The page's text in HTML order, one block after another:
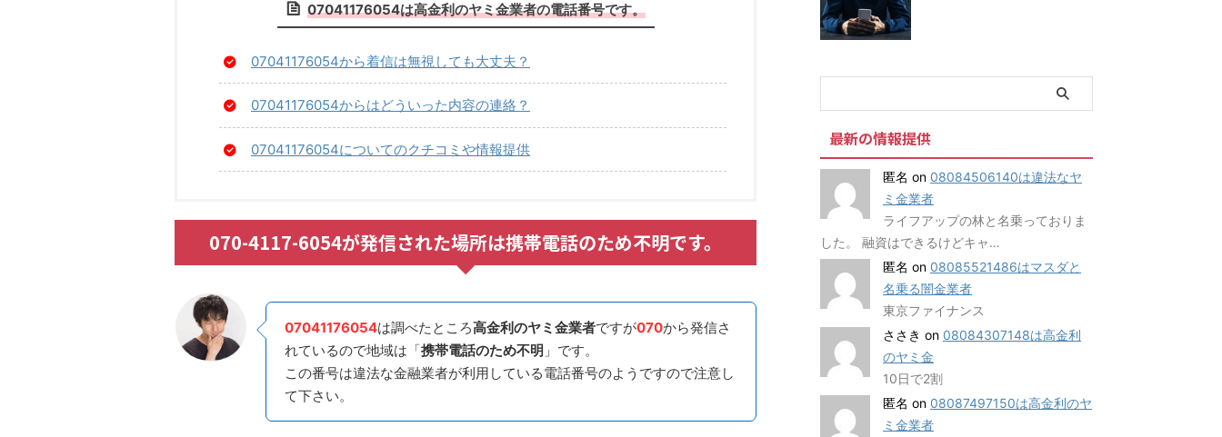
07041176054は高金利のヤミ金業者の電話番号です。
07041176054から着信は無視しても大丈夫？
07041176054からはどういった内容の連絡？
07041176054についてのクチコミや情報提供
070-4117-6054が発信された場所は携帯電話のため不明です。
07041176054は調べたところ高金利のヤミ金業者ですが070から発信さ
れているので地域は「携帯電話のため不明 」です。
この番号は違法な金融業者が利用している電話番号のようですので注意し
て下さい。
最新の情報提供
匿名 on 08084506140は違法なヤ
ミ金業者
ライフアップの林と名乗っておりま
した。 融資はできるけどキャ…
匿名 on 08085521486はマスダと
名乗る闇金業者
東京ファイナンス
ささき on 08084307148は高金利
のヤミ金
10日で2割
匿名 on 08087497150は高金利のヤ
ミ金業者